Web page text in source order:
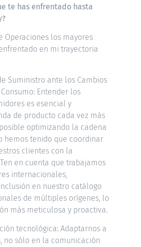
te has enfrentado hasta
Operaciones los mayores
en mi trayectoria
Suministro ante los Cambios
Entender los
es esencial y
de producto cada vez más
optimizando la cadena
hemos tenido que coordinar
clientes con la
en cuenta que trabajamos
internacionales,
en nuestro catálogo
de múltiples orígenes, lo
más meticulosa y proactiva.
tecnológica: Adaptarnos a
no sólo en la comunicación